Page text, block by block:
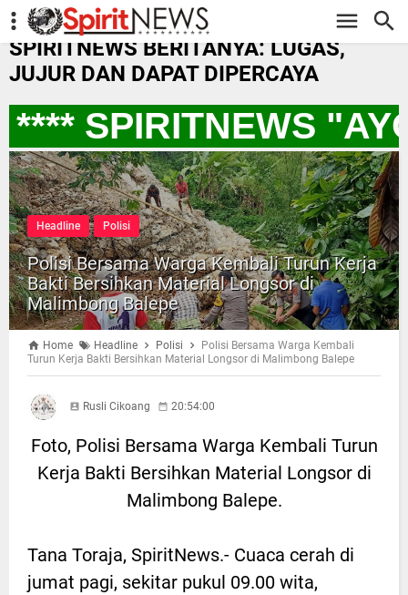
-->
SPIRITNEWS BERITANYA: LUGAS,
JUJUR DAN DAPAT DIPERCAYA
SPIRITNEWS
Headline Polisi
Polisi Bersama Warga Kembali Turun Kerja
Bakti Bersihkan Material Longsor di
Malimbong Balepe
Home Headline Polisi
Polisi Bersama Warga Kembali
Turun Kerja Bakti Bersihkan Material Longsor di Malimbong Balepe
Rusli Cikoang 20:54:00
Foto, Polisi Bersama Warga Kembali Turun
Kerja Bakti Bersihkan Material Longsor di
Malimbong Balepe.
Tana Toraja, SpiritNews.- Cuaca cerah di
jumat pagi, sekitar pukul 09.00 wita,